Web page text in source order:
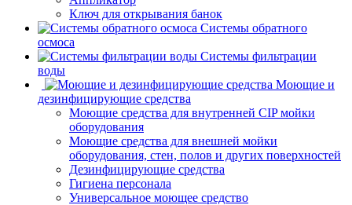
Ключ для открывания банок
Системы обратного
осмоса
Системы фильтрации
воды
Моющие и
дезинфицирующие средства
Моющие средства для внутренней CIP мойки
оборудования
Моющие средства для внешней мойки
оборудования, стен, полов и других поверхностей
Дезинфицирующие средства
Гигиена персонала
Универсальное моющее средство